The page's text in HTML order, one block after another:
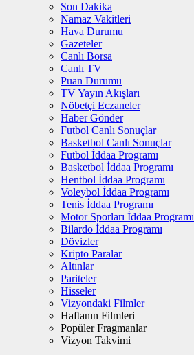
Son Dakika
Namaz Vakitleri
Hava Durumu
Gazeteler
Canlı Borsa
Canlı TV
Puan Durumu
TV Yayın Akışları
Nöbetçi Eczaneler
Haber Gönder
Futbol Canlı Sonuçlar
Basketbol Canlı Sonuçlar
Futbol İddaa Programı
Basketbol İddaa Programı
Hentbol İddaa Programı
Voleybol İddaa Programı
Tenis İddaa Programı
Motor Sporları İddaa Programı
Bilardo İddaa Programı
Dövizler
Kripto Paralar
Altınlar
Pariteler
Hisseler
Vizyondaki Filmler
Haftanın Filmleri
Popüler Fragmanlar
Vizyon Takvimi